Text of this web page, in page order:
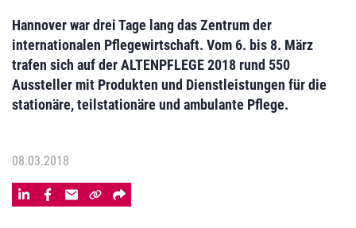
Hannover war drei Tage lang das Zentrum der
internationalen Pflegewirtschaft. Vom 6. bis 8. März
trafen sich auf der ALTENPFLEGE 2018 rund 550
Aussteller mit Produkten und Dienstleistungen für die
stationäre, teilstationäre und ambulante Pflege.
08.03.2018